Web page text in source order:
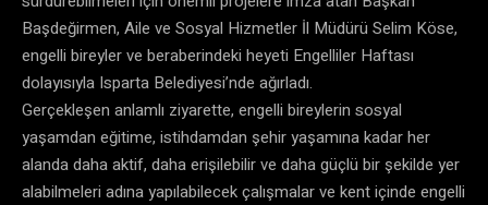
Başdeğirmen, Aile ve Sosyal Hizmetler İl Müdürü Selim Köse,
engelli bireyler ve beraberindeki heyeti Engelliler Haftası
dolayısıyla Isparta Belediyesi’nde ağırladı.
Gerçekleşen anlamlı ziyarette, engelli bireylerin sosyal
yaşamdan eğitime, istihdamdan şehir yaşamına kadar her
alanda daha aktif, daha erişilebilir ve daha güçlü bir şekilde yer
alabilmeleri adına yapılabilecek çalışmalar ve kent içinde engelli